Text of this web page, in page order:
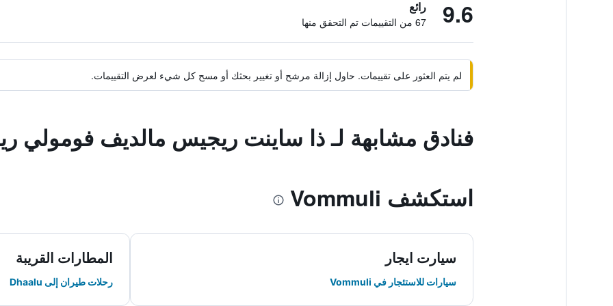
9.6 رائع
67 من التقييمات تم التحقق منها
لم يتم العثور على تقييمات. حاول إزالة مرشح أو تغيير بحثك أو مسح كل شيء لعرض التقييمات.
فنادق مشابهة لـ ذا ساينت ريجيس مالديف فومولي
استكشف Vommuli
سيارت ايجار
سيارات للاستئجار في Vommuli
المطارات القريبة
رحلات طيران إلى Dhaalu